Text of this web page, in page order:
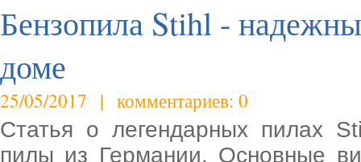
Бензопила Stihl -
доме
25/05/2017 | комментариев: 0
Статья о легендарных пилах
пилы из Германии. Основные